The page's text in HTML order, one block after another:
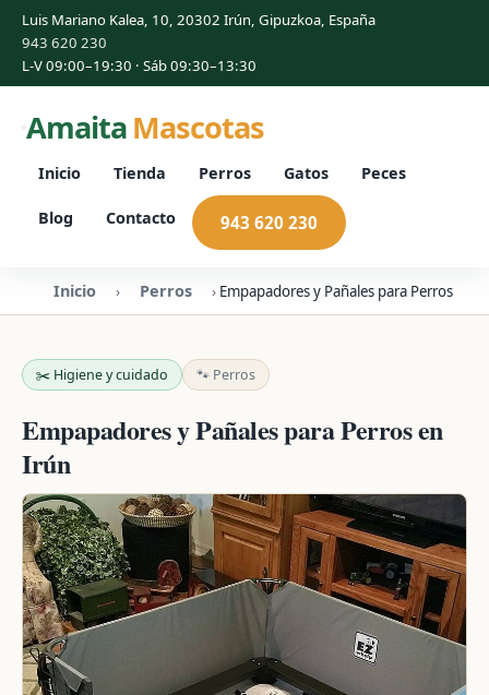
Luis Mariano Kalea, 10, 20302 Irún, Gipuzkoa, España
943 620 230
L-V 09:00–19:30 · Sáb 09:30–13:30
AmaitaMascotas
Inicio Tienda Perros Gatos Peces
Blog Contacto 943 620 230
Inicio › Perros › Empapadores y Pañales para Perros
✂️ Higiene y cuidado 🐾 Perros
Empapadores y Pañales para Perros en
Irún